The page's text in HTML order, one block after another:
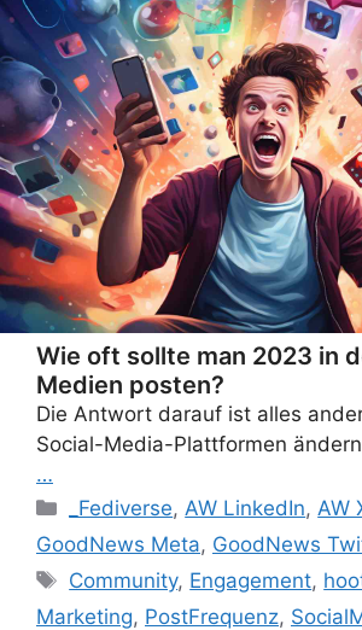
Wie oft sollte man 2023 in
Medien posten?
Die Antwort darauf ist alles
Social-Media-Plattformen
…
Categories
_Fediverse, AW LinkedIn, AW
GoodNews Meta, GoodNews
Tags
Community, Engagement,
Marketing, PostFrequenz,